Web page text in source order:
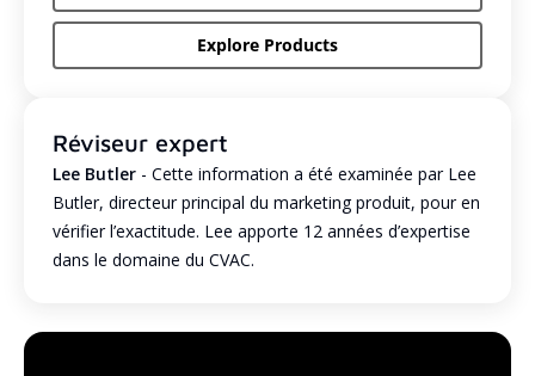
Explore Products
Réviseur expert
Lee Butler - Cette information a été examinée par Lee
Butler, directeur principal du marketing produit, pour en
vérifier l’exactitude. Lee apporte 12 années d’expertise
dans le domaine du CVAC.